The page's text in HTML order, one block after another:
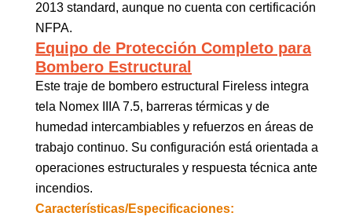
2013 standard, aunque no cuenta con certificación
NFPA.
Equipo de Protección Completo para
Bombero Estructural
Este traje de bombero estructural Fireless integra
tela Nomex IIIA 7.5, barreras térmicas y de
humedad intercambiables y refuerzos en áreas de
trabajo continuo. Su configuración está orientada a
operaciones estructurales y respuesta técnica ante
incendios.
Características/Especificaciones: